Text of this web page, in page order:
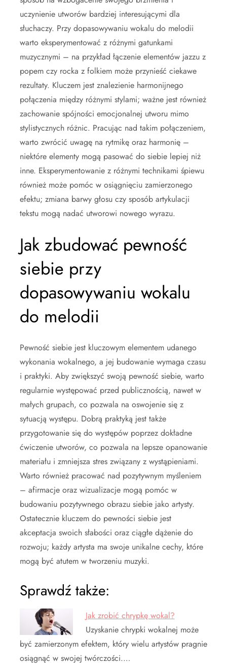
uczynienie utworów bardziej interesującymi dla
słuchaczy. Przy dopasowywaniu wokalu do melodii
warto eksperymentować z różnymi gatunkami
muzycznymi – na przykład łączenie elementów jazzu z
popem czy rocka z folkiem może przynieść ciekawe
rezultaty. Kluczem jest znalezienie harmonijnego
połączenia między różnymi stylami; ważne jest również
zachowanie spójności emocjonalnej utworu mimo
stylistycznych różnic. Pracując nad takim połączeniem,
warto zwrócić uwagę na rytmikę oraz harmonię –
niektóre elementy mogą pasować do siebie lepiej niż
inne. Eksperymentowanie z różnymi technikami śpiewu
również może pomóc w osiągnięciu zamierzonego
efektu; zmiana barwy głosu czy sposób artykulacji
tekstu mogą nadać utworowi nowego wyrazu.
Jak zbudować pewność
siebie przy
dopasowywaniu wokalu
do melodii
Pewność siebie jest kluczowym elementem udanego
wykonania wokalnego, a jej budowanie wymaga czasu
i praktyki. Aby zwiększyć swoją pewność siebie, warto
regularnie występować przed publicznością, nawet w
małych grupach, co pozwala na oswojenie się z
sytuacją występu. Dobrą praktyką jest także
przygotowanie się do występów poprzez dokładne
ćwiczenie utworów, co pozwala na lepsze opanowanie
materiału i zmniejsza stres związany z wystąpieniami.
Warto również pracować nad pozytywnym myśleniem
– afirmacje oraz wizualizacje mogą pomóc w
budowaniu pozytywnego obrazu siebie jako artysty.
Ostatecznie kluczem do pewności siebie jest
akceptacja swoich słabości oraz ciągłe dążenie do
rozwoju; każdy artysta ma swoje unikalne cechy, które
mogą być atutem w tworzeniu muzyki.
Sprawdź także:
Jak zrobić chrypkę wokal?
Uzyskanie chrypki wokalnej może
być zamierzonym efektem, który wielu artystów pragnie
osiągnąć w swojej twórczości.…